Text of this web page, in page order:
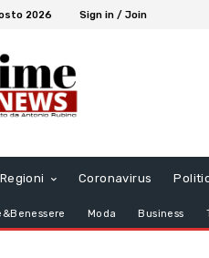
2026 Sign in / Join
Regioni Coronavirus
Moda Business